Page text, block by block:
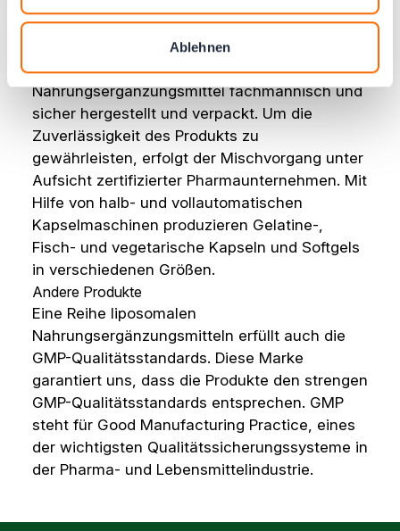
Ablehnen
Sorgfalt behandelt werden sollten, da dies
Lebensmittel sind, die die "normale"
Ernährung ergänzen. Deshalb werden unsere
Nahrungsergänzungsmittel fachmännisch und
sicher hergestellt und verpackt. Um die
Zuverlässigkeit des Produkts zu
gewährleisten, erfolgt der Mischvorgang unter
Aufsicht zertifizierter Pharmaunternehmen. Mit
Hilfe von halb- und vollautomatischen
Kapselmaschinen produzieren Gelatine-,
Fisch- und vegetarische Kapseln und Softgels
in verschiedenen Größen.
Andere Produkte
Eine Reihe liposomalen
Nahrungsergänzungsmitteln erfüllt auch die
GMP-Qualitätsstandards. Diese Marke
garantiert uns, dass die Produkte den strengen
GMP-Qualitätsstandards entsprechen. GMP
steht für Good Manufacturing Practice, eines
der wichtigsten Qualitätssicherungssysteme in
der Pharma- und Lebensmittelindustrie.